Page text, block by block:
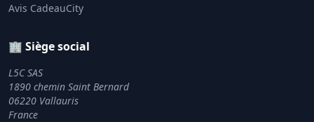
Avis CadeauCity
🏢 Siège social
L5C SAS
1890 chemin Saint Bernard
06220 Vallauris
France